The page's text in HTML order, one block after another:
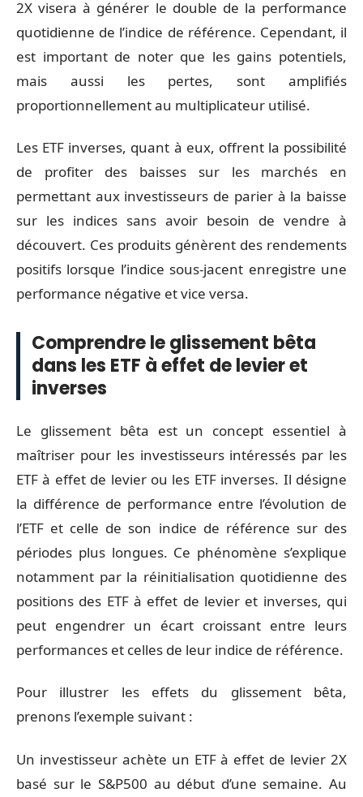
2X visera à générer le double de la performance
quotidienne de l’indice de référence. Cependant, il
est important de noter que les gains potentiels,
mais aussi les pertes, sont amplifiés
proportionnellement au multiplicateur utilisé.
Les ETF inverses, quant à eux, offrent la possibilité
de profiter des baisses sur les marchés en
permettant aux investisseurs de parier à la baisse
sur les indices sans avoir besoin de vendre à
découvert. Ces produits génèrent des rendements
positifs lorsque l’indice sous-jacent enregistre une
performance négative et vice versa.
Comprendre le glissement bêta
dans les ETF à effet de levier et
inverses
Le glissement bêta est un concept essentiel à
maîtriser pour les investisseurs intéressés par les
ETF à effet de levier ou les ETF inverses. Il désigne
la différence de performance entre l’évolution de
l’ETF et celle de son indice de référence sur des
périodes plus longues. Ce phénomène s’explique
notamment par la réinitialisation quotidienne des
positions des ETF à effet de levier et inverses, qui
peut engendrer un écart croissant entre leurs
performances et celles de leur indice de référence.
Pour illustrer les effets du glissement bêta,
prenons l’exemple suivant :
Un investisseur achète un ETF à effet de levier 2X
basé sur le S&P500 au début d’une semaine. Au